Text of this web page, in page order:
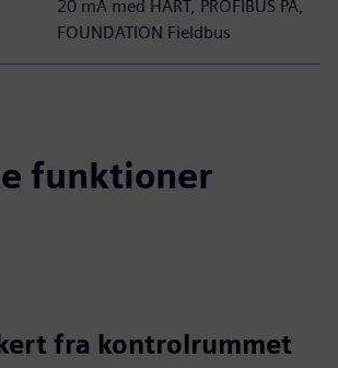
20 mA med HART, PROFIBUS PA,
FOUNDATION Fieldbus
funktioner
fra kontrolrummet